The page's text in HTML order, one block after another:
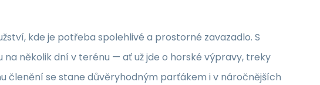
kde je potřeba spolehlivé a prostorné zavazadlo. S
několik dní v terénu — ať už jde o horské výpravy, treky
členění se stane důvěryhodným parťákem i v náročnějších